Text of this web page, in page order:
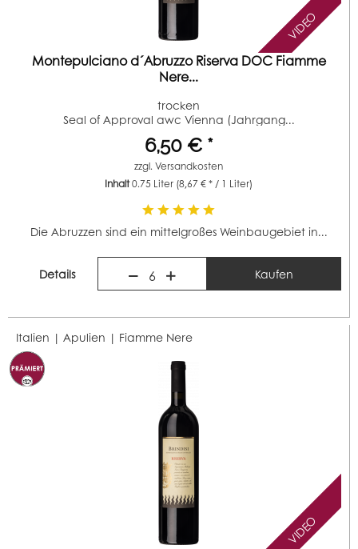
VIDEO
Montepulciano d´Abruzzo Riserva DOC Fiamme
Nere...
trocken
Seal of Approval awc Vienna (Jahrgang...
6,50 € *
zzgl.Versandkosten
Inhalt0.75 Liter (8,67 € * / 1 Liter)
Die Abruzzen sind ein mittelgroßes Weinbaugebiet in...
Details 6 Kaufen
Italien | Apulien | Fiamme Nere
VIDEO